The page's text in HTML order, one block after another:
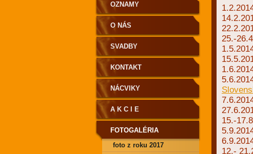
25.-
15.-
12.-
OZNAMY
O NÁS
SVADBY
KONTAKT
NÁCVIKY
A K C I E
FOTOGALÉRIA
foto z roku 2017